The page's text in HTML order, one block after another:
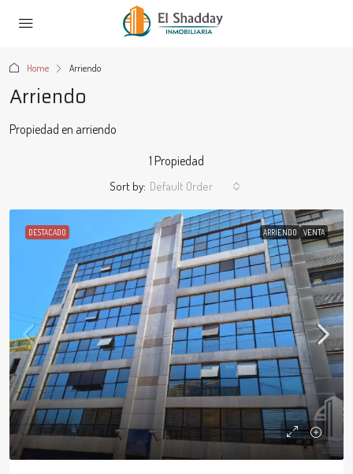
Home Arriendo
Arriendo
Propiedad en arriendo
1 Propiedad
Sort by: Default Order
DESTACADO ARRIENDO VENTA